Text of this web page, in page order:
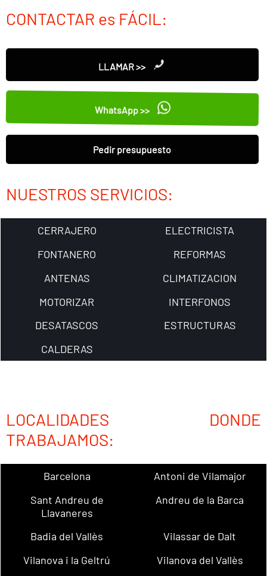
CONTACTAR es FÁCIL:
LLAMAR >>
WhatsApp >>
Pedir presupuesto
NUESTROS SERVICIOS:
CERRAJERO
ELECTRICISTA
FONTANERO
REFORMAS
ANTENAS
CLIMATIZACION
MOTORIZAR
INTERFONOS
DESATASCOS
ESTRUCTURAS
CALDERAS
LOCALIDADES DONDE
TRABAJAMOS:
Barcelona
Antoni de Vilamajor
Sant Andreu de
Llavaneres
Andreu de la Barca
Badia del Vallès
Vilassar de Dalt
Vilanova i la Geltrú
Vilanova del Vallès